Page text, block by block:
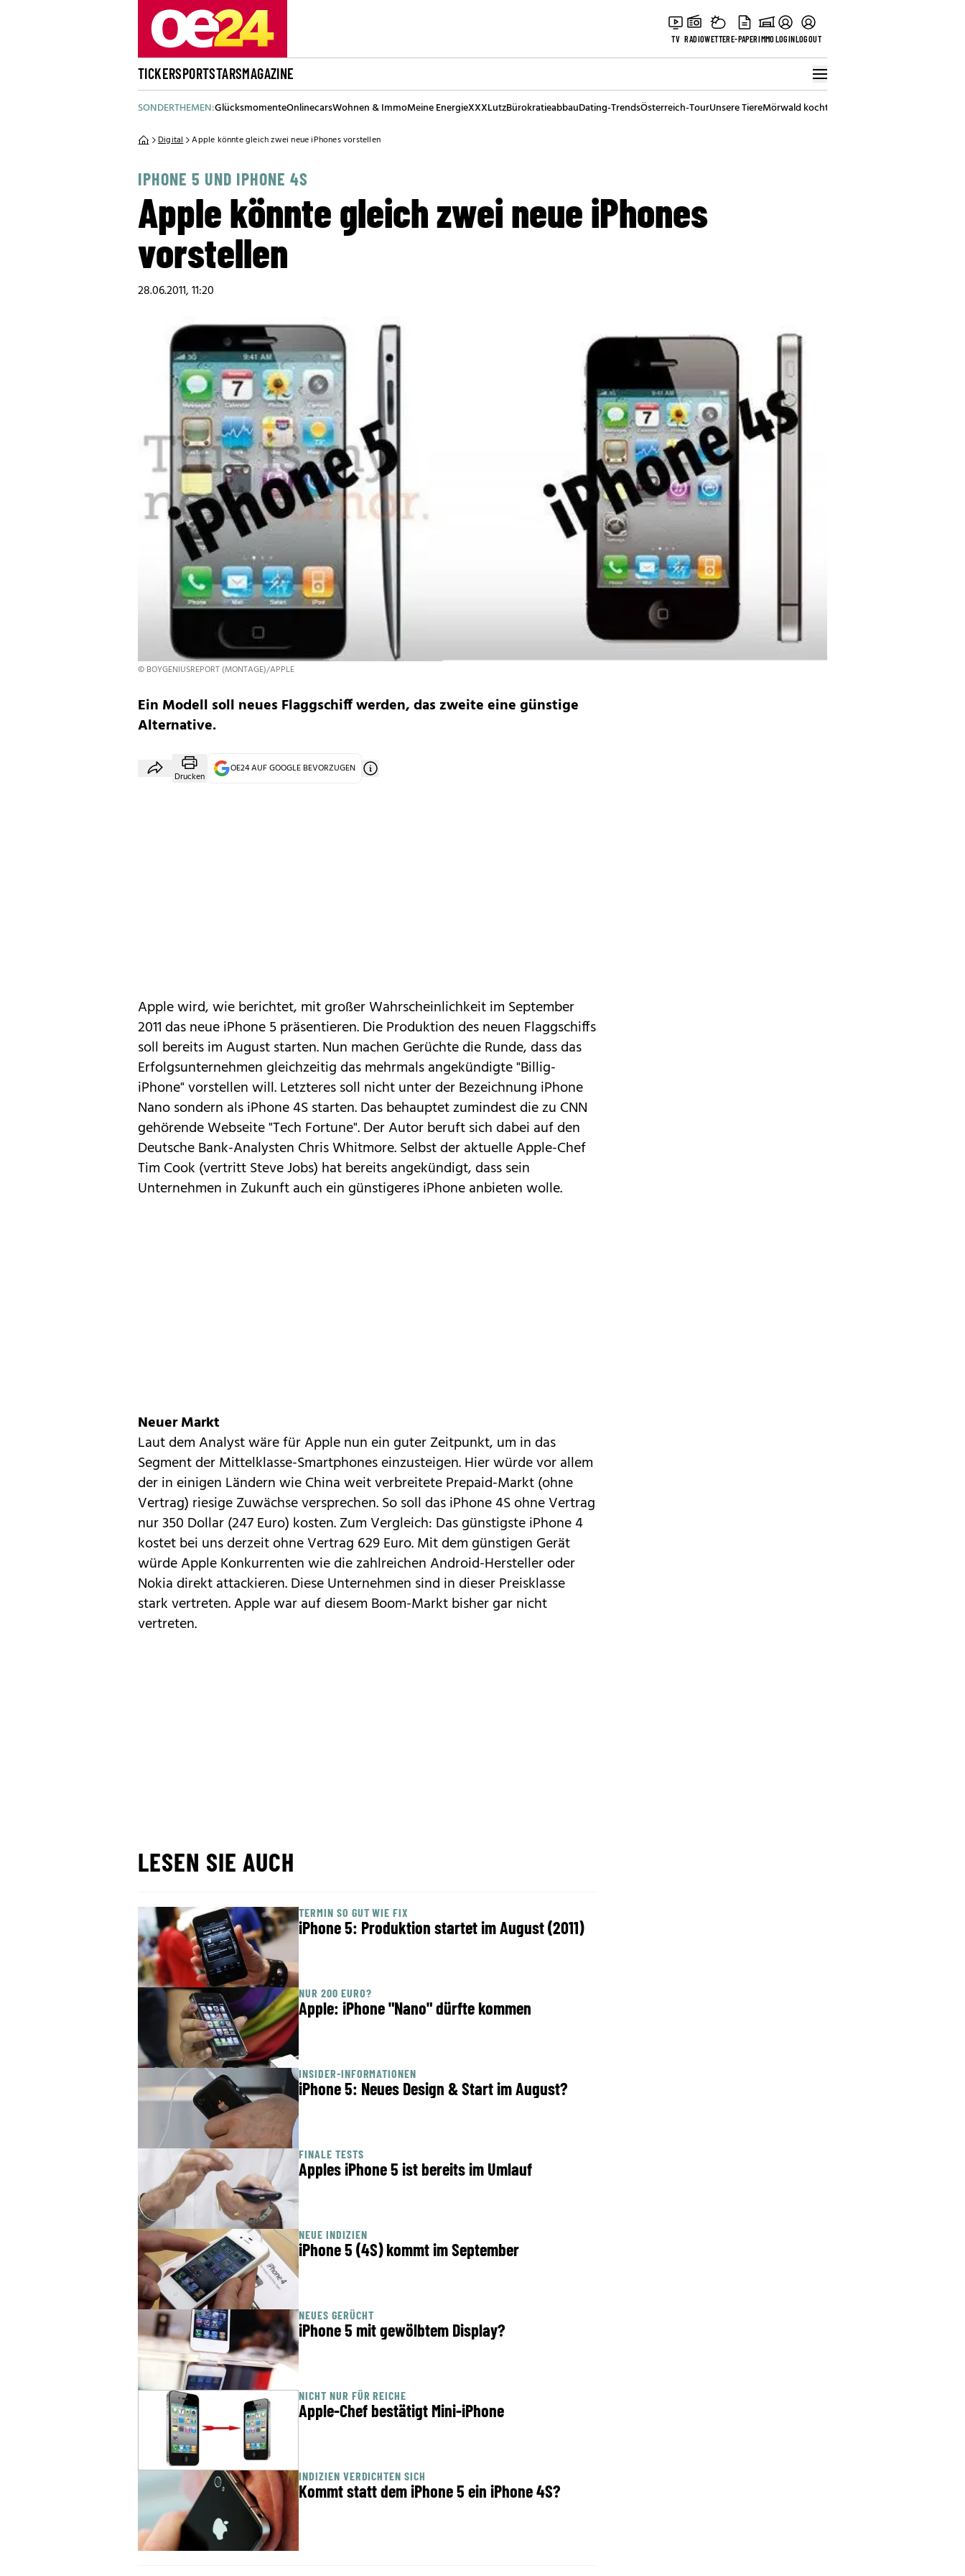
TV RADIOWETTERE-PAPERIMMOLOGINLOGOUT
TICKERSPORTSTARSMAGAZINE
SONDERTHEMEN:GlücksmomenteOnlinecarsWohnen & ImmoMeine EnergieXXXLutzBürokratieabbauDating-TrendsÖsterreich-TourUnsere TiereMörwald kocht
Digital Apple könnte gleich zwei neue iPhones vorstellen
IPHONE 5 UND IPHONE 4S
Apple könnte gleich zwei neue iPhones
vorstellen
28.06.2011, 11:20
© BOYGENIUSREPORT (MONTAGE)/APPLE
Ein Modell soll neues Flaggschiff werden, das zweite eine günstige
Alternative.
Drucken
OE24 AUF GOOGLE BEVORZUGEN
Apple wird, wie berichtet, mit großer Wahrscheinlichkeit im September
2011 das neueiPhone 5präsentieren. Die Produktion des neuen Flaggschiffs
soll bereits im Auguststarten. Nun machen Gerüchte die Runde, dass das
Erfolgsunternehmen gleichzeitig das mehrmals angekündigte "Billig-
iPhone" vorstellen will. Letzteres soll nicht unter der Bezeichnung iPhone
Nanosondern alsiPhone 4Sstarten. Das behauptet zumindest die zu CNN
gehörende Webseite "Tech Fortune". Der Autor beruft sich dabei auf den
Deutsche Bank-Analysten Chris Whitmore. Selbst der aktuelle Apple-Chef
Tim Cook (vertritt Steve Jobs) hat bereits angekündigt, dass sein
Unternehmen in Zukunft auch eingünstigeres iPhoneanbieten wolle.
Neuer Markt
Laut dem Analyst wäre für Apple nun ein guter Zeitpunkt, um in das
Segment der Mittelklasse-Smartphones einzusteigen. Hier würde vor allem
der in einigen Ländern wie China weit verbreitete Prepaid-Markt (ohne
Vertrag) riesige Zuwächse versprechen. So soll das iPhone 4S ohne Vertrag
nur 350 Dollar (247 Euro) kosten. Zum Vergleich: Das günstigste iPhone 4
kostet bei uns derzeit ohne Vertrag 629 Euro. Mit dem günstigen Gerät
würde Apple Konkurrenten wie die zahlreichen Android-Hersteller oder
Nokia direkt attackieren. Diese Unternehmen sind in dieser Preisklasse
stark vertreten. Apple war auf diesem Boom-Markt bisher gar nicht
vertreten.
LESEN SIE AUCH
TERMIN SO GUT WIE FIX
iPhone 5: Produktion startet im August (2011)
NUR 200 EURO?
Apple: iPhone "Nano" dürfte kommen
INSIDER-INFORMATIONEN
iPhone 5: Neues Design & Start im August?
FINALE TESTS
Apples iPhone 5 ist bereits im Umlauf
NEUE INDIZIEN
iPhone 5 (4S) kommt im September
NEUES GERÜCHT
iPhone 5 mit gewölbtem Display?
NICHT NUR FÜR REICHE
Apple-Chef bestätigt Mini-iPhone
INDIZIEN VERDICHTEN SICH
Kommt statt dem iPhone 5 ein iPhone 4S?